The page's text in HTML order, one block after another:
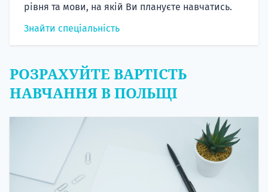
рівня та мови, на якій Ви плануєте навчатись.
Знайти спеціальність
РОЗРАХУЙТЕ ВАРТІСТЬ
НАВЧАННЯ В ПОЛЬЩІ